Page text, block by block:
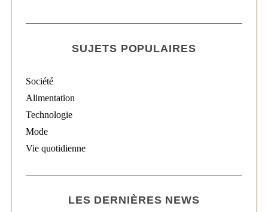
SUJETS POPULAIRES
Société
Alimentation
Technologie
Mode
Vie quotidienne
LES DERNIÈRES NEWS